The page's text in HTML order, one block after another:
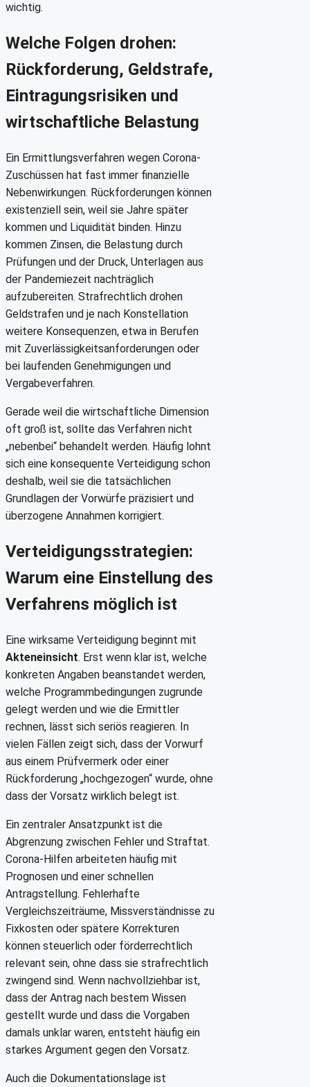
wichtig.
Welche Folgen drohen:
Rückforderung, Geldstrafe,
Eintragungsrisiken und
wirtschaftliche Belastung
Ein Ermittlungsverfahren wegen Corona-
Zuschüssen hat fast immer finanzielle
Nebenwirkungen. Rückforderungen können
existenziell sein, weil sie Jahre später
kommen und Liquidität binden. Hinzu
kommen Zinsen, die Belastung durch
Prüfungen und der Druck, Unterlagen aus
der Pandemiezeit nachträglich
aufzubereiten. Strafrechtlich drohen
Geldstrafen und je nach Konstellation
weitere Konsequenzen, etwa in Berufen
mit Zuverlässigkeitsanforderungen oder
bei laufenden Genehmigungen und
Vergabeverfahren.
Gerade weil die wirtschaftliche Dimension
oft groß ist, sollte das Verfahren nicht
„nebenbei“ behandelt werden. Häufig lohnt
sich eine konsequente Verteidigung schon
deshalb, weil sie die tatsächlichen
Grundlagen der Vorwürfe präzisiert und
überzogene Annahmen korrigiert.
Verteidigungsstrategien:
Warum eine Einstellung des
Verfahrens möglich ist
Eine wirksame Verteidigung beginnt mit
Akteneinsicht. Erst wenn klar ist, welche
konkreten Angaben beanstandet werden,
welche Programmbedingungen zugrunde
gelegt werden und wie die Ermittler
rechnen, lässt sich seriös reagieren. In
vielen Fällen zeigt sich, dass der Vorwurf
aus einem Prüfvermerk oder einer
Rückforderung „hochgezogen“ wurde, ohne
dass der Vorsatz wirklich belegt ist.
Ein zentraler Ansatzpunkt ist die
Abgrenzung zwischen Fehler und Straftat.
Corona-Hilfen arbeiteten häufig mit
Prognosen und einer schnellen
Antragstellung. Fehlerhafte
Vergleichszeiträume, Missverständnisse zu
Fixkosten oder spätere Korrekturen
können steuerlich oder förderrechtlich
relevant sein, ohne dass sie strafrechtlich
zwingend sind. Wenn nachvollziehbar ist,
dass der Antrag nach bestem Wissen
gestellt wurde und dass die Vorgaben
damals unklar waren, entsteht häufig ein
starkes Argument gegen den Vorsatz.
Auch die Dokumentationslage ist